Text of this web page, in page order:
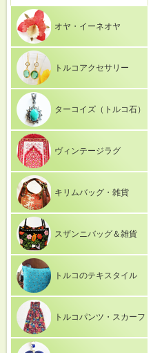
オヤ・イーネオヤ
トルコアクセサリー
ターコイズ（トルコ石）
ヴィンテージラグ
キリムバッグ・雑貨
スザンニバッグ＆雑貨
トルコのテキスタイル
トルコパンツ・スカーフ